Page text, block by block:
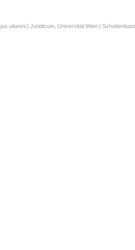
jus-alumni | Juridicum, Universität Wien |